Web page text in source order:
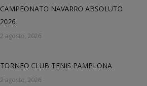
CAMPEONATO NAVARRO ABSOLUTO
2026
2 agosto, 2026
TORNEO CLUB TENIS PAMPLONA
2 agosto, 2026